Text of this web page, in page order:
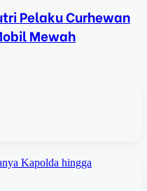
Pelaku Curhewan
Mewah
Kapolda hingga